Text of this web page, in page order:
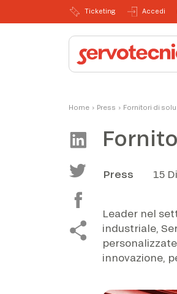
Ticketing Accedi
Home › Press › Fornitori di
Press 15
Leader nel
industriale,
innovazione,